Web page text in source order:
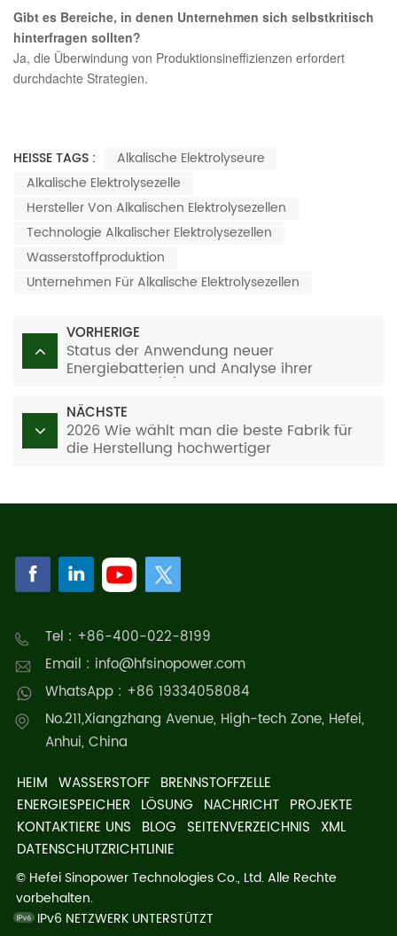
Gibt es Bereiche, in denen Unternehmen sich selbstkritisch
hinterfragen sollten?
Ja, die Überwindung von Produktionsineffizienzen erfordert
durchdachte Strategien.
HEISSE TAGS :
Alkalische Elektrolyseure
Alkalische Elektrolysezelle
Hersteller Von Alkalischen Elektrolysezellen
Technologie Alkalischer Elektrolysezellen
Wasserstoffproduktion
Unternehmen Für Alkalische Elektrolysezellen
VORHERIGE
Status der Anwendung neuer
Energiebatterien und Analyse ihrer
NÄCHSTE
2026 Wie wählt man die beste Fabrik für
die Herstellung hochwertiger
Tel : +86-400-022-8199
Email : info@hfsinopower.com
WhatsApp : +86 19334058084
No.211,Xiangzhang Avenue, High-tech Zone, Hefei,
Anhui, China
HEIM WASSERSTOFF BRENNSTOFFZELLE
ENERGIESPEICHER LÖSUNG NACHRICHT PROJEKTE
KONTAKTIERE UNS BLOG SEITENVERZEICHNIS XML
DATENSCHUTZRICHTLINIE
© Hefei Sinopower Technologies Co., Ltd. Alle Rechte
vorbehalten.
IPv6 NETZWERK UNTERSTÜTZT